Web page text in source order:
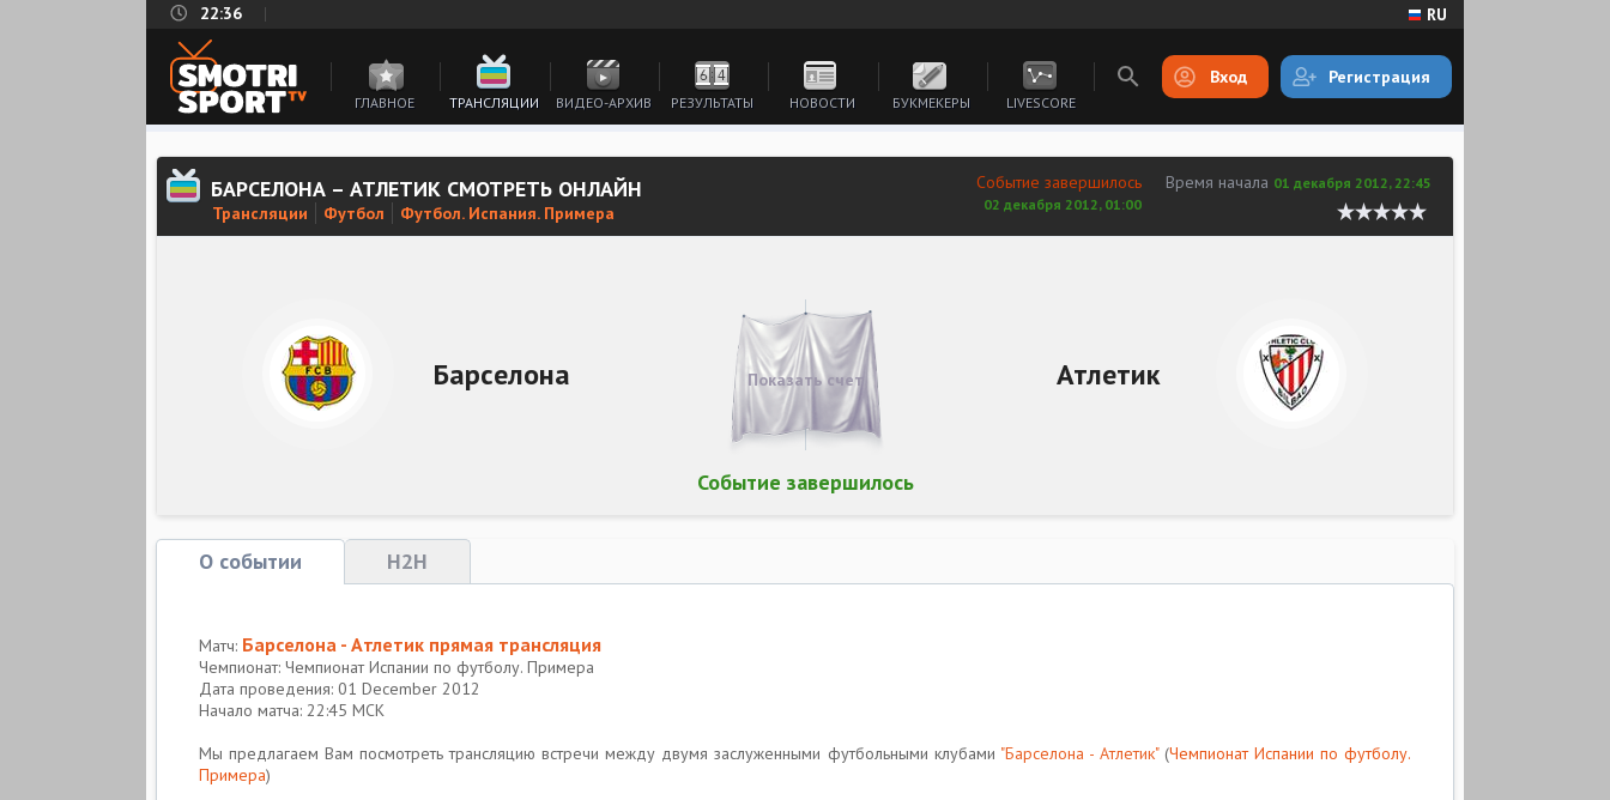
22:36 RU
ГЛАВНОЕ ТРАНСЛЯЦИИ ВИДЕО-АРХИВ РЕЗУЛЬТАТЫ НОВОСТИ БУКМЕКЕРЫ LIVESCORE
Вход Регистрация
БАРСЕЛОНА – АТЛЕТИК СМОТРЕТЬ ОНЛАЙН
Трансляции Футбол Футбол. Испания. Примера
Время начала 01 декабря 2012, 22:45
Событие завершилось
02 декабря 2012, 01:00
Барселона Атлетик
Событие завершилось
Показать счет
О событии H2H
Матч: Барселона - Атлетик прямая трансляция
Чемпионат: Чемпионат Испании по футболу. Примера
Дата проведения: 01 December 2012
Начало матча: 22:45 МСК
Мы предлагаем Вам посмотреть трансляцию встречи между двумя заслуженными футбольными клубами "Барселона - Атлетик"(Чемпионат Испании по футболу.
Примера)